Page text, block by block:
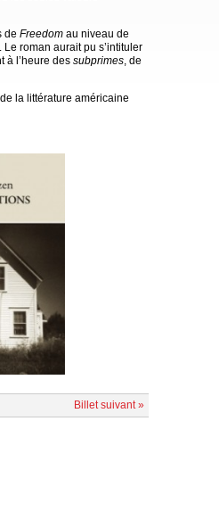
de Freedom au niveau de
Le roman aurait pu s’intituler
à l’heure des subprimes, de
la littérature américaine
Billet suivant »